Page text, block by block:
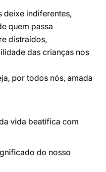
deixe indiferentes,
quem passa
distraídos,
das crianças nos
por todos nós, amada
vida beatífica com
do nosso